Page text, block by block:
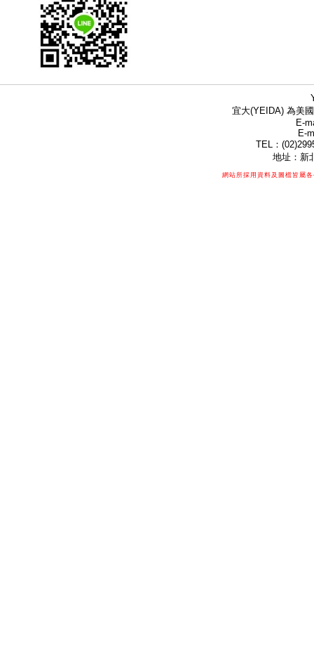
宜大(YEIDA) 為美
E-
E-
TEL：
地址：新
網站所採用資料及圖檔皆屬